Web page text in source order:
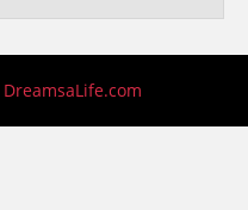
DreamsaLife.com